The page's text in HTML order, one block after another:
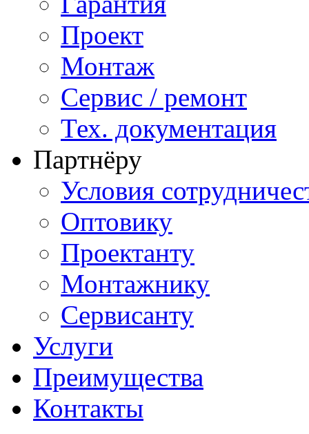
Проект
Монтаж
Сервис / ремонт
Тех. документация
Партнёру
Условия
Оптовику
Проектанту
Монтажнику
Сервисанту
Услуги
Преимущества
Контакты